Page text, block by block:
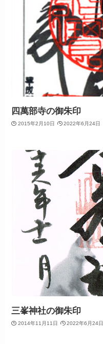
四萬部寺の御朱印
2015年2月10日 2022年6月24日
三峯神社の御朱印
2014年11月11日 2022年6月24日